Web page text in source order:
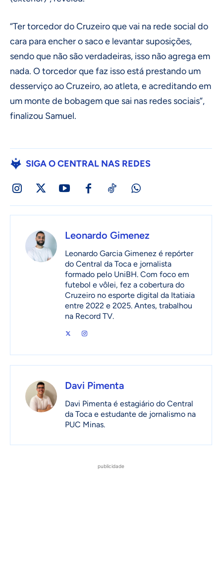
“Ter torcedor do Cruzeiro que vai na rede social do
cara para encher o saco e levantar suposições,
sendo que não são verdadeiras, isso não agrega em
nada. O torcedor que faz isso está prestando um
desserviço ao Cruzeiro, ao atleta, e acreditando em
um monte de bobagem que sai nas redes sociais”,
finalizou Samuel.
SIGA O CENTRAL NAS REDES
Leonardo Gimenez
Leonardo Garcia Gimenez é repórter
do Central da Toca e jornalista
formado pelo UniBH. Com foco em
futebol e vôlei, fez a cobertura do
Cruzeiro no esporte digital da Itatiaia
entre 2022 e 2025. Antes, trabalhou
na Record TV.
Davi Pimenta
Davi Pimenta é estagiário do Central
da Toca e estudante de jornalismo na
PUC Minas.
publicidade